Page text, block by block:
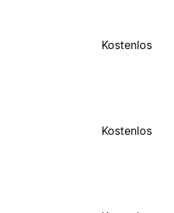
Kostenlos
Kostenlos